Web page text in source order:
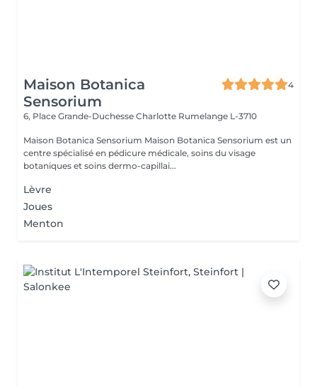
Maison Botanica
Sensorium
4
6, Place Grande-Duchesse Charlotte Rumelange L-3710
Maison Botanica Sensorium Maison Botanica Sensorium est un
centre spécialisé en pédicure médicale, soins du visage
botaniques et soins dermo-capillai...
Lèvre
Joues
Menton